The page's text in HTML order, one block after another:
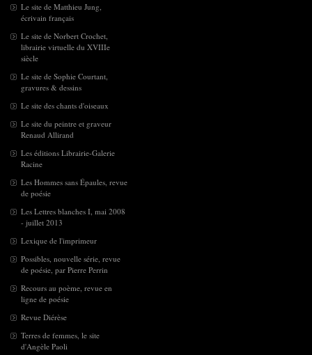
Le site de Matthieu Jung,
écrivain français
Le site de Norbert Crochet,
librairie virtuelle du XVIIIe
siècle
Le site de Sophie Courtant,
gravures & dessins
Le site des chants d'oiseaux
Le site du peintre et graveur
Renaud Allirand
Les éditions Librairie-Galerie
Racine
Les Hommes sans Épaules, revue
de poésie
Les Lettres blanches I, mai 2008
- juillet 2013
Lexique de l'imprimeur
Possibles, nouvelle série, revue
de poésie, par Pierre Perrin
Recours au poème, revue en
ligne de poésie
Revue Diérèse
Terres de femmes, le site
d'Angèle Paoli